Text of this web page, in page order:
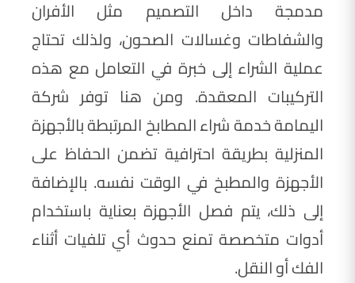
مدمجة داخل التصميم مثل الأفران
والشفاطات وغسالات الصحون، ولذلك تحتاج
عملية الشراء إلى خبرة في التعامل مع هذه
التركيبات المعقدة. ومن هنا توفر شركة
اليمامة خدمة شراء المطابخ المرتبطة بالأجهزة
المنزلية بطريقة احترافية تضمن الحفاظ على
الأجهزة والمطبخ في الوقت نفسه. بالإضافة
إلى ذلك، يتم فصل الأجهزة بعناية باستخدام
أدوات متخصصة تمنع حدوث أي تلفيات أثناء
الفك أو النقل.